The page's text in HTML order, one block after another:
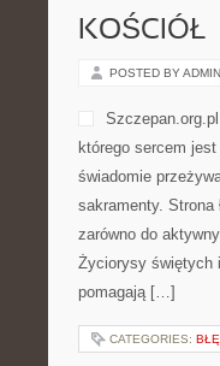
KOŚCIÓŁ
POSTED BY ADMIN
którego sercem
świadomie
sakramenty. Strona
zarówno do
Życiorysy świętych
pomagają […]
CATEGORIES: